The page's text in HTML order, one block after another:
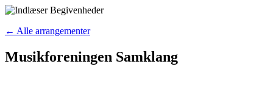
← Alle arrangementer
Musikforeningen Samklang